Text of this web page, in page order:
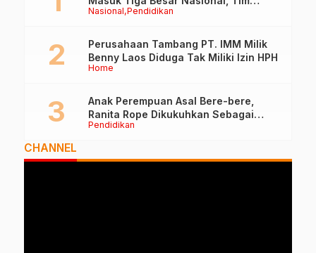
Nasional Pendidikan
Penilai Lakukan Visitasi di Ternate
Home
Perusahaan Tambang PT. IMM Milik
Benny Laos Diduga Tak Miliki Izin HPH
Pendidikan
Anak Perempuan Asal Bere-bere,
Ranita Rope Dikukuhkan Sebagai
Guru Besar dan Rektor Ummu
CHANNEL